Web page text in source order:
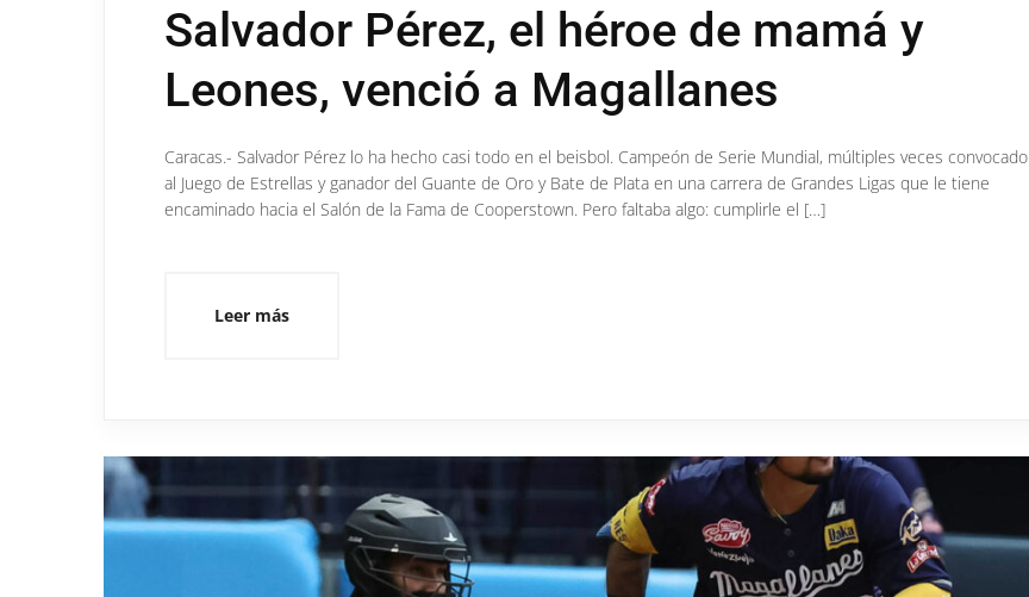
Salvador Pérez, el héroe de mamá y
Leones, venció a Magallanes
Caracas.- Salvador Pérez lo ha hecho casi todo en el beisbol. Campeón de Serie Mundial, múltiples veces convocado
al Juego de Estrellas y ganador del Guante de Oro y Bate de Plata en una carrera de Grandes Ligas que le tiene
encaminado hacia el Salón de la Fama de Cooperstown. Pero faltaba algo: cumplirle el […]
Leer más